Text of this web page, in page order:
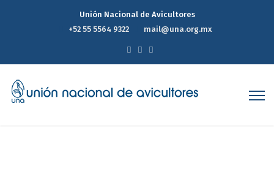
Unión Nacional de Avicultores
+52 55 5564 9322
mail@una.org.mx